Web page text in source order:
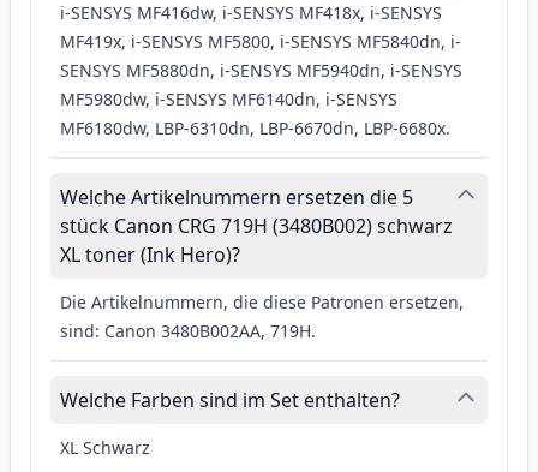
i-SENSYS MF416dw, i-SENSYS MF418x, i-SENSYS
MF419x, i-SENSYS MF5800, i-SENSYS MF5840dn, i-
SENSYS MF5880dn, i-SENSYS MF5940dn, i-SENSYS
MF5980dw, i-SENSYS MF6140dn, i-SENSYS
MF6180dw, LBP-6310dn, LBP-6670dn, LBP-6680x.
Welche Artikelnummern ersetzen die 5
stück Canon CRG 719H (3480B002) schwarz
XL toner (Ink Hero)?
Die Artikelnummern, die diese Patronen ersetzen,
sind: Canon 3480B002AA, 719H.
Welche Farben sind im Set enthalten?
XL Schwarz